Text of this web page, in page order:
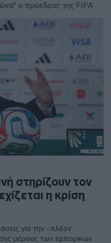
ο πρόεδρος της FIFA
στηρίζουν τον
η κρίση
για την -πλέον
μέρους των εμπορικών